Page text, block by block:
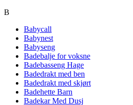
B
Babycall
Babynest
Babyseng
Badebalje for voksne
Badebasseng Hage
Badedrakt med ben
Badedrakt med skjørt
Badehette Barn
Badekar Med Dusj